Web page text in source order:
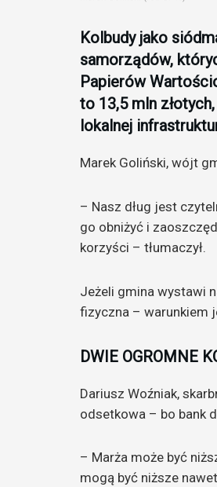
Kolbudy jako
samorządów,
Papierów
to 13,5 mln
lokalnej
Marek Goliński, wójt
– Nasz dług jest
go obniżyć i
korzyści – tłumaczył.
Jeżeli gmina wystawi
fizyczna – warunkiem
DWIE OGROMNE
Dariusz Woźniak,
odsetkowa – bo bank
– Marża może być
mogą być niższe